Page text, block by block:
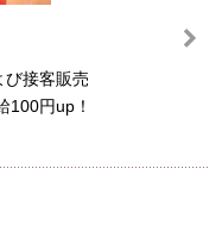
び接客販売
100円up！